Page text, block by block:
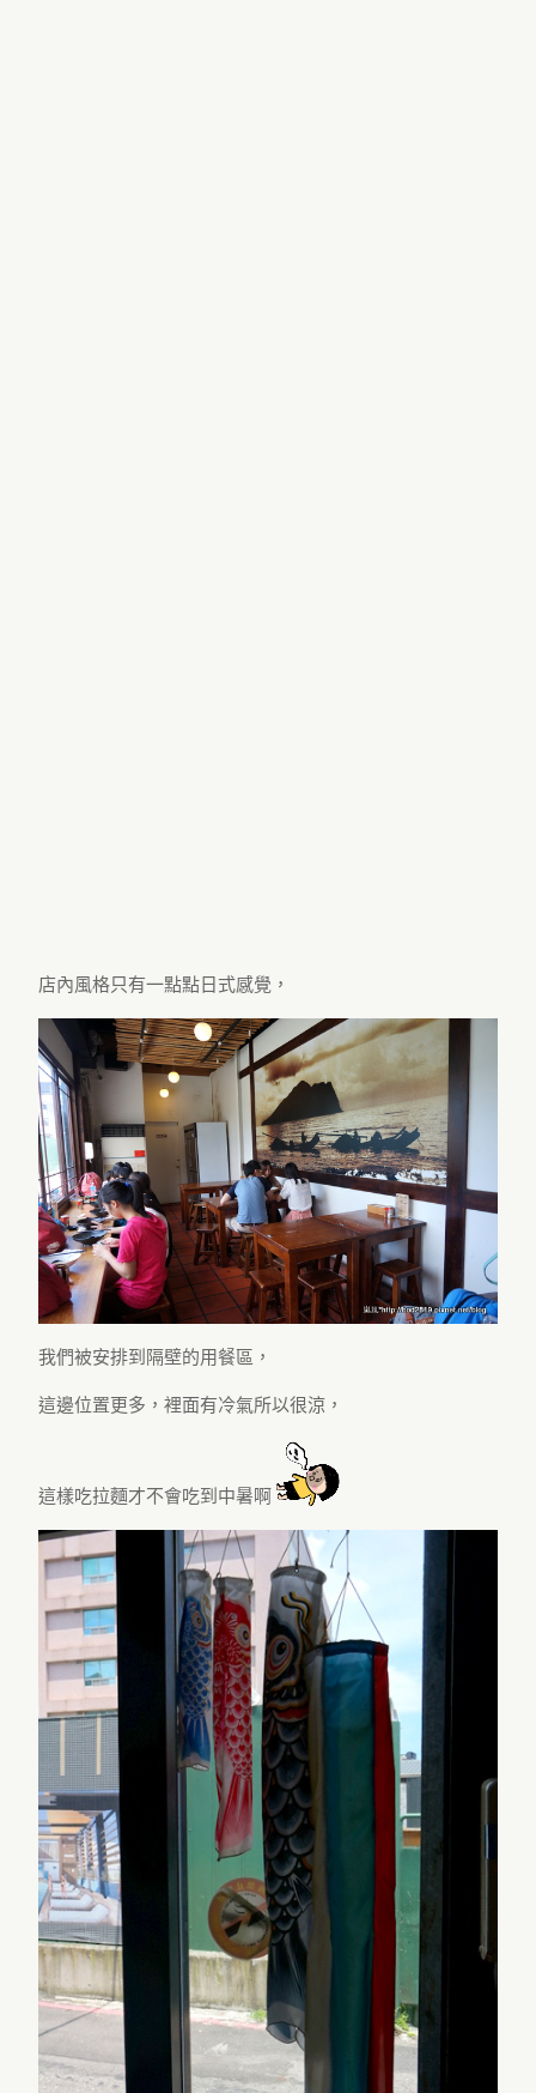
店內風格只有一點點日式感覺，
我們被安排到隔壁的用餐區，
這邊位置更多，裡面有冷氣所以很涼，
這樣吃拉麵才不會吃到中暑啊